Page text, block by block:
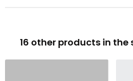
16 other products in